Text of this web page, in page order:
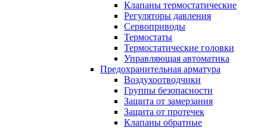
Клапаны термостатические
Регуляторы давления
Сервоприводы
Термостаты
Термостатические головки
Управляющая автоматика
Предохранительная арматура
Воздухоотводчики
Группы безопасности
Защита от замерзания
Защита от протечек
Клапаны обратные